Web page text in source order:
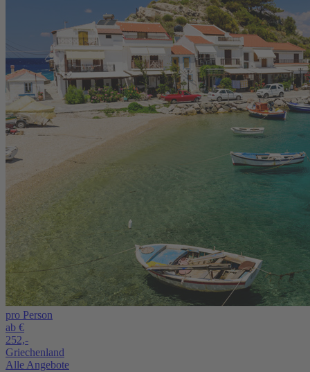
pro Person
ab €
252,-
Griechenland
Alle Angebote